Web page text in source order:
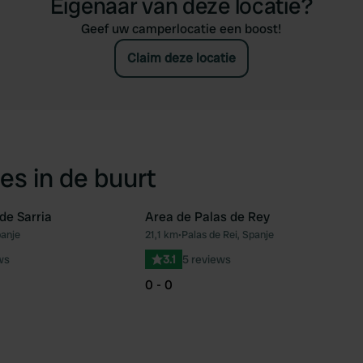
Eigenaar van deze locatie?
Geef uw camperlocatie een boost!
Claim deze locatie
in de buurt
Favoriet
Sarria Area de Palas de Rey
21,1 km•Palas de Rei, Spanje
3.1 5 reviews
0 - 0